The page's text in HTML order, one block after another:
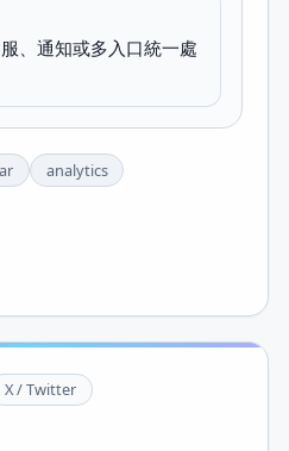
、通知或多入口統一處
analytics
X / Twitter